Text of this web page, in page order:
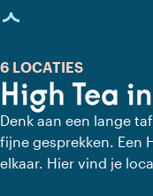
geladen
High Tea
6 LOCATIES
Denk aan een lange
fijne gesprekken. Een
elkaar. Hier vind je